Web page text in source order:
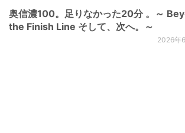
奥信濃100。足りなかった20分 。～
the Finish Line そして、次へ。～
2026年